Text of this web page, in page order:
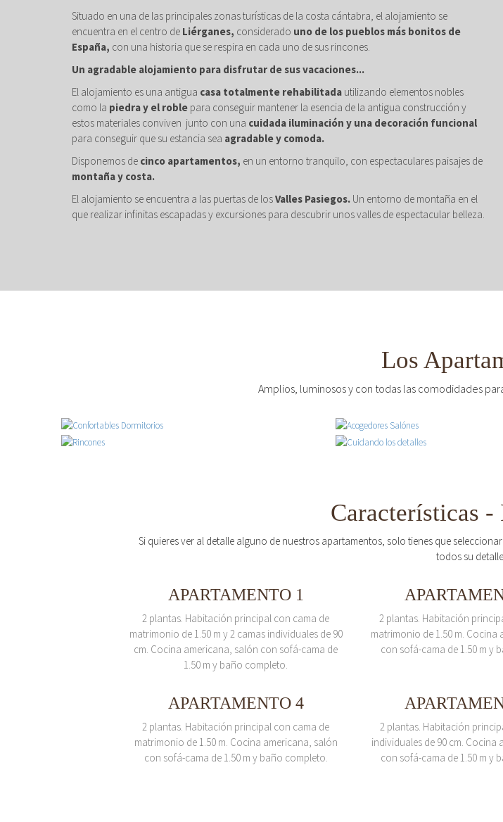
Situado en una de las principales zonas turísticas de la costa cántabra, el alojamiento se
encuentra en el centro de Liérganes, considerado uno de los pueblos más bonitos de
España, con una historia que se respira en cada uno de sus rincones.
Un agradable alojamiento para disfrutar de sus vacaciones...
El alojamiento es una antigua casa totalmente rehabilitada utilizando elementos nobles
como la piedra y el roble para conseguir mantener la esencia de la antigua construcción y
estos materiales conviven junto con una cuidada iluminación y una decoración funcional
para conseguir que su estancia sea agradable y comoda.
Disponemos de cinco apartamentos, en un entorno tranquilo, con espectaculares paisajes de
montaña y costa.
El alojamiento se encuentra a las puertas de losValles Pasiegos. Un entorno de montaña en el
que realizar infinitas escapadas y excursiones para descubrir unos valles de espectacular belleza.
Los
Amplios, luminosos y con todas las comodidades
Características -
Si quieres ver al detalle alguno de nuestros apartamentos, solo tienes que
todos su
APARTAMENTO 1
2 plantas. Habitación principal con cama de
matrimonio de 1.50 m y 2 camas individuales de 90
cm. Cocina americana, salón con sofá-cama de
1.50 m y baño completo.
2 plantas. Habitación
matrimonio de 1.50 m. Cocina
con sofá-cama de 1.50 m y
APARTAMENTO 4
2 plantas. Habitación principal con cama de
matrimonio de 1.50 m. Cocina americana, salón
con sofá-cama de 1.50 m y baño completo.
2 plantas. Habitación
individuales de 90 cm. Cocina
con sofá-cama de 1.50 m y